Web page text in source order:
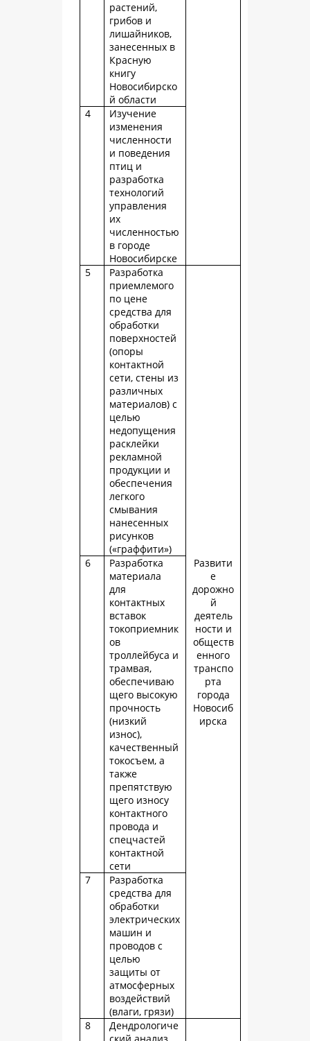
растений,
грибов и
лишайников,
занесенных в
Красную
книгу
Новосибирско
й области
4
Изучение
изменения
численности
и поведения
птиц и
разработка
технологий
управления
их
численностью
в городе
Новосибирске
5
Разработка
приемлемого
по цене
средства для
обработки
поверхностей
(опоры
контактной
сети, стены из
различных
материалов) с
целью
недопущения
расклейки
рекламной
продукции и
обеспечения
легкого
смывания
нанесенных
рисунков
(«граффити»)
Развити
е
дорожно
й
деятель
ности и
обществ
енного
транспо
рта
города
Новосиб
ирска
6
Разработка
материала
для
контактных
вставок
токоприемник
ов
троллейбуса и
трамвая,
обеспечиваю
щего высокую
прочность
(низкий
износ),
качественный
токосъем, а
также
препятствую
щего износу
контактного
провода и
спецчастей
контактной
сети
7
Разработка
средства для
обработки
электрических
машин и
проводов с
целью
защиты от
атмосферных
воздействий
(влаги, грязи)
8
Дендрологиче